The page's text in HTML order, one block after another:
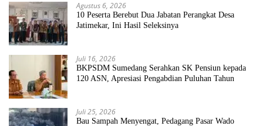
Agustus 6, 2026
10 Peserta Berebut Dua Jabatan Perangkat Desa
Jatimekar, Ini Hasil Seleksinya
Juli 16, 2026
BKPSDM Sumedang Serahkan SK Pensiun kepada
120 ASN, Apresiasi Pengabdian Puluhan Tahun
Juli 25, 2026
Bau Sampah Menyengat, Pedagang Pasar Wado